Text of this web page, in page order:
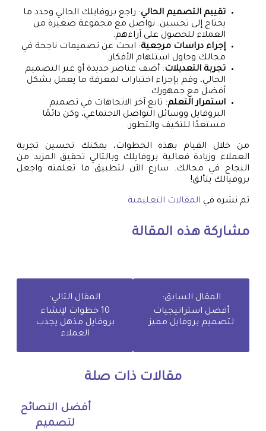
تقييم التصميم الحالي: راجع بروفايلك الحالي وحدد ما
يحتاج إلى تحسين. تواصل مع مجموعة صغيرة من
العملاء للحصول على آراءهم.
إجراء دراسات مرجعية: ابحث عن تصميمات ناجحة في
مجالك وحاول استلهام الأفكار.
تجربة التعديلات: أضف عناصر جديدة أو غير التصميم
الحالي، وقم بإجراء اختبارات لمعرفة ما يعمل بشكل
أفضل مع جمهورك.
استمرار التعلم: تابع آخر الاتجاهات في تصميم
البروفايل ووسائل التواصل الاجتماعي، وكن دائمًا
مستعدًا للتكيف والتطور.
من خلال القيام بهذه الخطوات، يمكنك تحسين تجربة
العملاء وزيادة فعالية بروفايلك وبالتالي تحقيق المزيد من
النجاح في مجالك. سارع الآن لتطبيق ما تعلمته واجعل
بروفيالك يتألق!
تم نشره في المقالات التعليمية
مشاركة هذه المقالة
المقال السابق:
أفضل استراتيجيات
لتصميم بروفايل مميز
المقال التالي:
10 خطوات لإنشاء
بروفايل مذهل يجذب
العملاء
مقالات ذات صلة
أفضل النصائح
لتصميم